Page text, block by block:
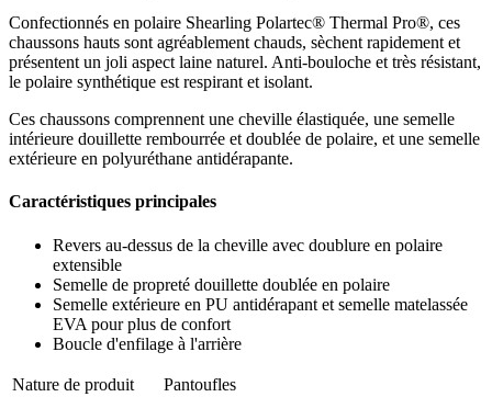
Confectionnés en polaire Shearling Polartec® Thermal Pro®, ces
chaussons hauts sont agréablement chauds, sèchent rapidement et
présentent un joli aspect laine naturel. Anti-bouloche et très résistant,
le polaire synthétique est respirant et isolant.
Ces chaussons comprennent une cheville élastiquée, une semelle
intérieure douillette rembourrée et doublée de polaire, et une semelle
extérieure en polyuréthane antidérapante.
Caractéristiques principales
Revers au-dessus de la cheville avec doublure en polaire
extensible
Semelle de propreté douillette doublée en polaire
Semelle extérieure en PU antidérapant et semelle matelassée
EVA pour plus de confort
Boucle d'enfilage à l'arrière
Nature de produit
Pantoufles